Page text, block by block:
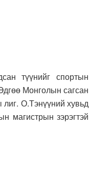
түүнийг спортын
Монголын сагсан
О.Тэнүүний хувьд
магистрын зэрэгтэй